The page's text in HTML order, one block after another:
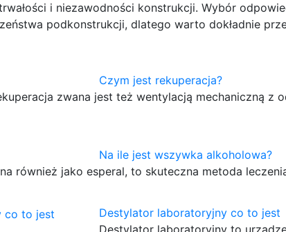
i niezawodności konstrukcji. Wybór
podkonstrukcji, dlatego warto dokładnie
Czym jest rekuperacja?
zwana jest też wentylacją mechaniczną z
Na ile jest wszywka alkoholowa?
również jako esperal, to skuteczna metoda
Destylator laboratoryjny co to jest